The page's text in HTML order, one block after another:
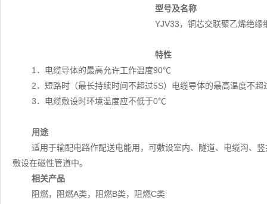
型号及名称
YJV33，铜芯交联聚乙烯绝缘
特性
1．电缆导体的最高允许工作温度90℃
2．短路时（最长持续时间不超过5S）电缆导体的最高温度不
3．电缆敷设时环境温度应不低于0℃
用途
适用于输配电路作配送电能用，可敷设室内、隧道、电缆沟、
敷设在磁性管道中。
相关产品
阻燃，阻燃A类，阻燃B类，阻燃C类